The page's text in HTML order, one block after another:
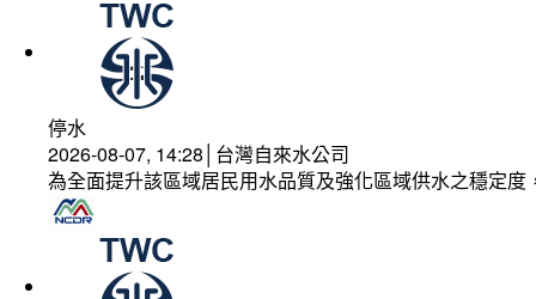
停水
2026-08-07, 14:28│台灣自來水公司
為全面提升該區域居民用水品質及強化區域供水之穩定